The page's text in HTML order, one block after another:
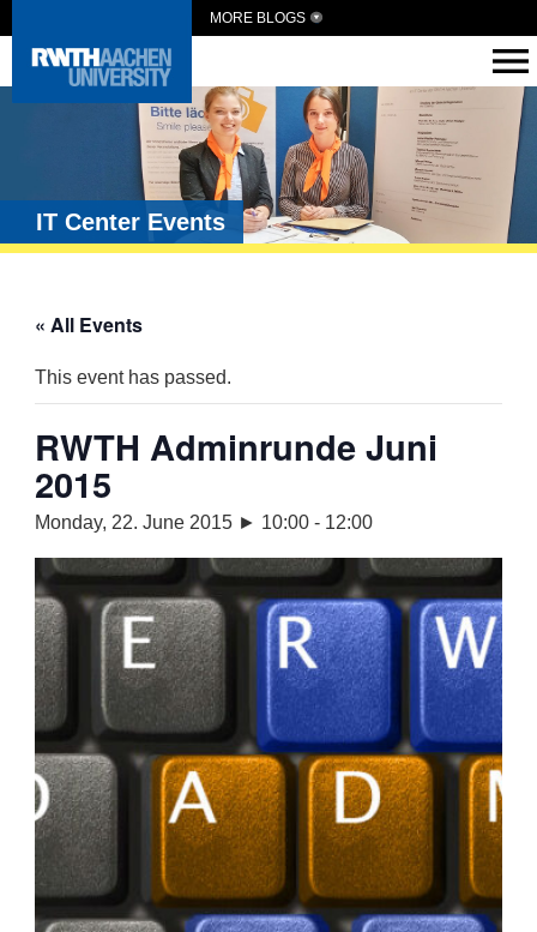
MORE BLOGS
IT Center Events
« All Events
This event has passed.
RWTH Adminrunde Juni
2015
Monday, 22. June 2015 ► 10:00- 12:00